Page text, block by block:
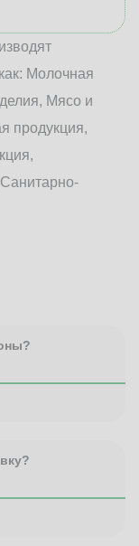
Молочная
Мясо и
продукция,